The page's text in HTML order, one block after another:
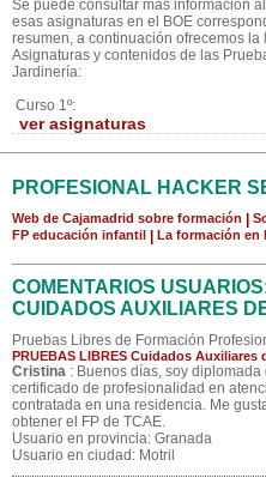
Se puede consultar más información
esas asignaturas en el BOE
resumen, a continuación ofrecemos la
Asignaturas y contenidos de las
Jardinería:
Curso 1º:
ver asignaturas
PROFESIONAL HACKER
Web de Cajamadrid sobre formación
FP educación infantil La formación en
COMENTARIOS
CUIDADOS AUXILIARES
Pruebas Libres de Formación
PRUEBAS LIBRES Cuidados Auxiliares
Cristina : Buenos días, soy
certificado de profesionalidad en
contratada en una residencia. Me
obtener el FP de TCAE.
Usuario en provincia: Granada
Usuario en ciudad: Motril